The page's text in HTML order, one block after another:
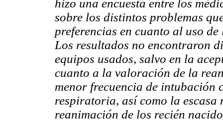
hizo una encuesta entre los
sobre los distintos problemas
preferencias en cuanto al uso
Los resultados no encontraron
equipos usados, salvo en la
cuanto a la valoración de la
menor frecuencia de intubación
respiratoria, así como la
reanimación de los recién